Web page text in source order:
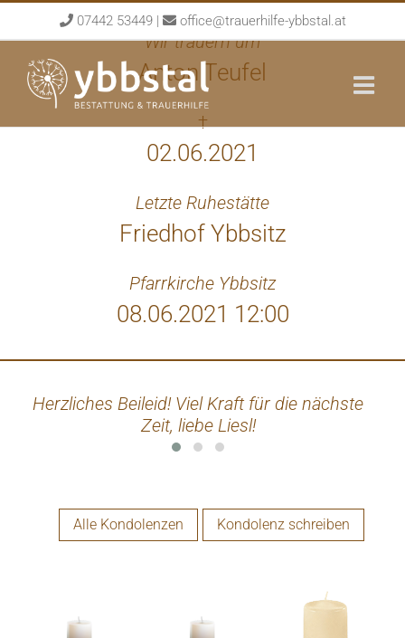
to
content
07442 53449| office@trauerhilfe-ybbstal.at
Wir trauern um
Anton Teufel
†
02.06.2021
Letzte Ruhestätte
Friedhof Ybbsitz
Pfarrkirche Ybbsitz
08.06.2021 12:00
Herzliches Beileid! Viel Kraft für die nächste
Zeit, liebe Liesl!
Alle Kondolenzen Kondolenz schreiben